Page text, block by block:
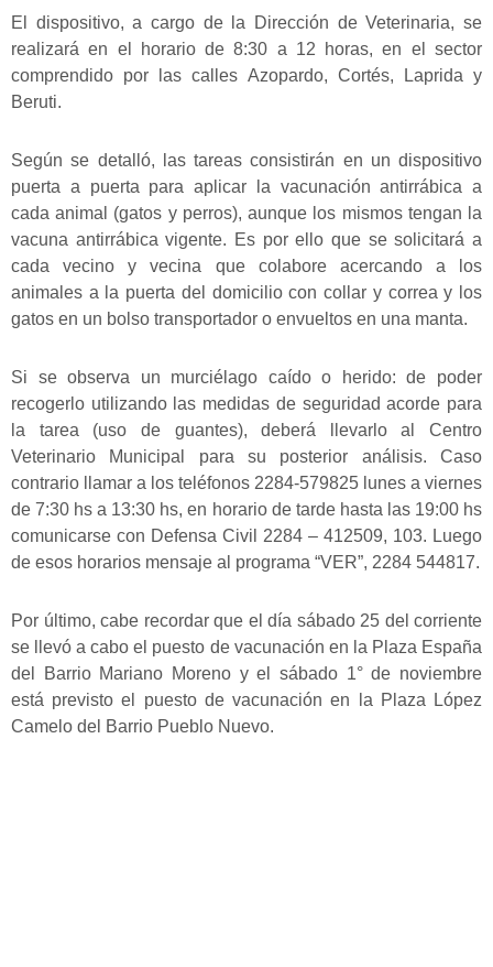
El dispositivo, a cargo de la Dirección de Veterinaria, se
realizará en el horario de 8:30 a 12 horas, en el sector
comprendido por las calles Azopardo, Cortés, Laprida y
Beruti.
Según se detalló, las tareas consistirán en un dispositivo
puerta a puerta para aplicar la vacunación antirrábica a
cada animal (gatos y perros), aunque los mismos tengan la
vacuna antirrábica vigente. Es por ello que se solicitará a
cada vecino y vecina que colabore acercando a los
animales a la puerta del domicilio con collar y correa y los
gatos en un bolso transportador o envueltos en una manta.
Si se observa un murciélago caído o herido: de poder
recogerlo utilizando las medidas de seguridad acorde para
la tarea (uso de guantes), deberá llevarlo al Centro
Veterinario Municipal para su posterior análisis. Caso
contrario llamar a los teléfonos 2284-579825 lunes a viernes
de 7:30 hs a 13:30 hs, en horario de tarde hasta las 19:00 hs
comunicarse con Defensa Civil 2284 – 412509, 103. Luego
de esos horarios mensaje al programa “VER”, 2284 544817.
Por último, cabe recordar que el día sábado 25 del corriente
se llevó a cabo el puesto de vacunación en la Plaza España
del Barrio Mariano Moreno y el sábado 1° de noviembre
está previsto el puesto de vacunación en la Plaza López
Camelo del Barrio Pueblo Nuevo.